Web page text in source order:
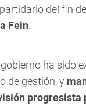
del fin
Fein.
ha sido
de gestión, y
progresista